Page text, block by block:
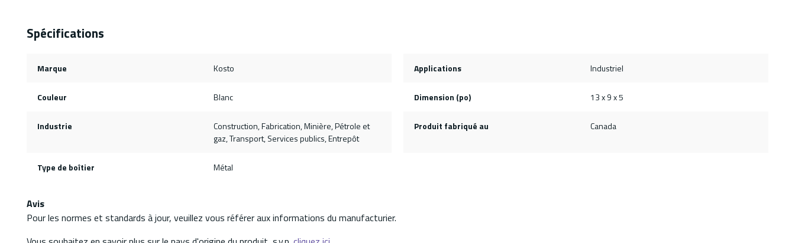
Spécifications
Marque Kosto Applications Industriel
Couleur Blanc Dimension (po) 13 x 9 x 5
Industrie
Construction, Fabrication, Minière, Pétrole et
gaz, Transport, Services publics, Entrepôt
Produit fabriqué au Canada
Type de boîtier Métal
Avis
Pour les normes et standards à jour, veuillez vous référer aux informations du manufacturier.